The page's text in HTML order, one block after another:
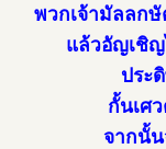
พวกเจ้ามัลลกษั
แล้วอัญเชิญ
ประ
กั้นเศ
จากนั้น